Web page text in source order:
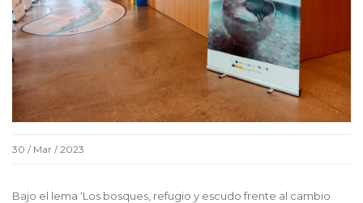
30 / Mar / 2023
Bajo el lema ‘Los bosques, refugio y escudo frente al cambio